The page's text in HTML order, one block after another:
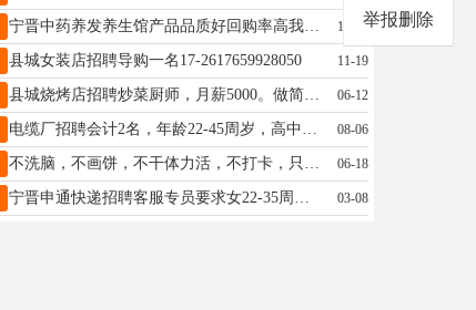
宁晋中药养发养生馆产品品质好回购率高我有产品技术地理位置优越上城华府店现诚招志同道合合作伙伴共同发展这份事业 有意向的老板约咱详聊聊18330990369 12-27
县城女装店招聘导购一名17-2617659928050 11-19
县城烧烤店招聘炒菜厨师，月薪5000。做简单炒菜，砂锅主食锡纸员工餐。备餐。厨房卫生，冰箱整理，货架整理。18233538898。 06-12
电缆厂招聘会计2名，年龄22-45周岁，高中及以上学历，要求电缆厂工作经验3年以上，有工作热情的女士优先，工资4000+，有意联系13363747492。 无工作经验的要求本科及以上学历，工资面议。 08-06
不洗脑，不画饼，不干体力活，不打卡，只要肯动脑子，会说话。老的丑的更好。在哪都能做。不是上班的，轻资产知识付费，看清楚再联系。连麦一分钟一块，保月收入最低5K—2W。 13288881560 06-18
宁晋申通快递招聘客服专员要求女22-35周岁高中毕业及以上主要负责处理查询跟踪快件、接打电话、处理系统工单。工作地点:县城小南海4排32号申通快递 电话18803013373/17732922718 03-08
举报删除